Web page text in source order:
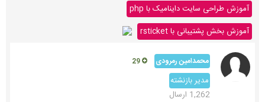
آموزش طراحی سایت داینامیک با php
آموزش بخش پشتیبانی با rsticket
محمدامین رمرودی
مدیر بازنشته
1,262 ارسال